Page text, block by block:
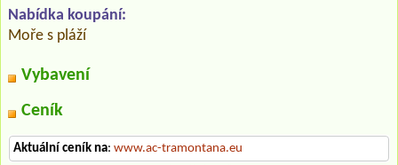
Nabídka koupání:
Moře s pláží
Vybavení
Ceník
Aktuální ceník na: www.ac-tramontana.eu